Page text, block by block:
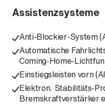
Assistenzsysteme
Anti-Blockier-System
Automatische
Coming-Home-
Einstiegsleisten vorn
Elektron. Stabilitäts-
Bremskraftverstärker